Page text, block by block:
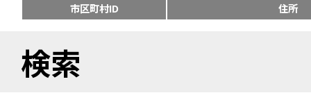
市区町村ID 住所
検索